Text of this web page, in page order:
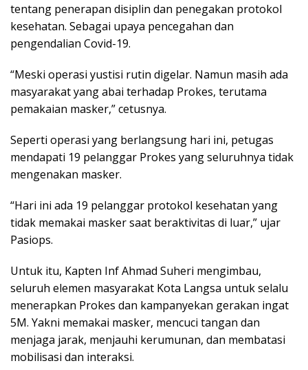
tentang penerapan disiplin dan penegakan protokol
kesehatan. Sebagai upaya pencegahan dan
pengendalian Covid-19.
“Meski operasi yustisi rutin digelar. Namun masih ada
masyarakat yang abai terhadap Prokes, terutama
pemakaian masker,” cetusnya.
Seperti operasi yang berlangsung hari ini, petugas
mendapati 19 pelanggar Prokes yang seluruhnya tidak
mengenakan masker.
“Hari ini ada 19 pelanggar protokol kesehatan yang
tidak memakai masker saat beraktivitas di luar,” ujar
Pasiops.
Untuk itu, Kapten Inf Ahmad Suheri mengimbau,
seluruh elemen masyarakat Kota Langsa untuk selalu
menerapkan Prokes dan kampanyekan gerakan ingat
5M. Yakni memakai masker, mencuci tangan dan
menjaga jarak, menjauhi kerumunan, dan membatasi
mobilisasi dan interaksi.